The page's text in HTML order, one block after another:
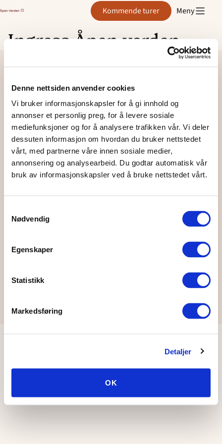
Denne nettsiden anvender cookies
Vi bruker informasjonskapsler for å gi innhold og
annonser et personlig preg, for å levere sosiale
mediefunksjoner og for å analysere trafikken vår. Vi deler
dessuten informasjon om hvordan du bruker nettstedet
vårt, med partnerne våre innen sosiale medier,
annonsering og analysearbeid. Du godtar automatisk vår
bruk av informasjonskapsler ved å bruke nettstedet vårt.
Nødvendig
Egenskaper
Statistikk
Markedsføring
Detaljer
OK
Hopp
Verden Kommende turer Meny
Ingress Åpen verden
Verden
Kontakt oss
Send oss en e-post
Facebook-side
Instagram